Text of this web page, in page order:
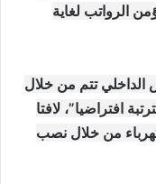
41 تريليونا سيؤمن الرواتب لغاية
الداخلي تتم من خلال
افتراضيا”، لافتا
من خلال نصب